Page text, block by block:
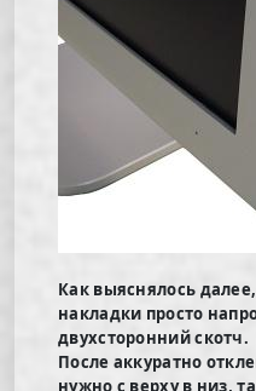
Как выяснялось
накладки просто
двухсторонний скотч.
После аккуратно
нужно с верху в низ,